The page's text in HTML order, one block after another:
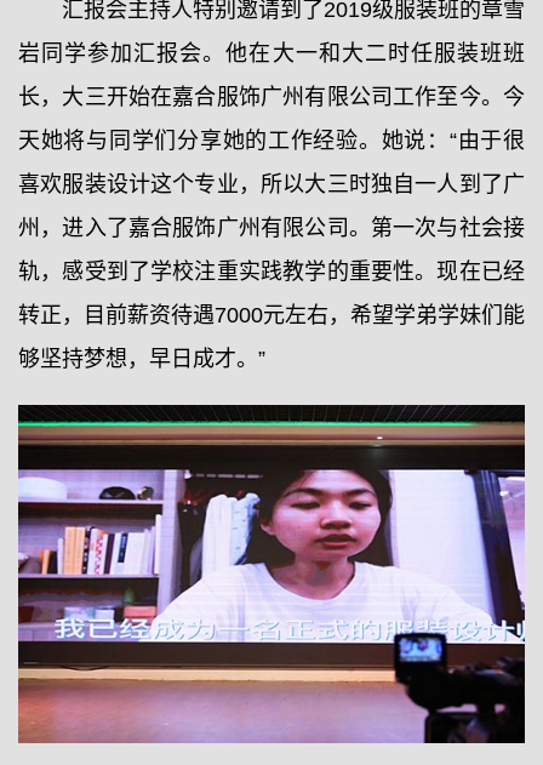
汇报会主持人特别邀请到了2019级服装班的章雪
岩同学参加汇报会。他在大一和大二时任服装班班
长，大三开始在嘉合服饰广州有限公司工作至今。今
天她将与同学们分享她的工作经验。她说：“由于很
喜欢服装设计这个专业，所以大三时独自一人到了广
州，进入了嘉合服饰广州有限公司。第一次与社会接
轨，感受到了学校注重实践教学的重要性。现在已经
转正，目前薪资待遇7000元左右，希望学弟学妹们能
够坚持梦想，早日成才。”